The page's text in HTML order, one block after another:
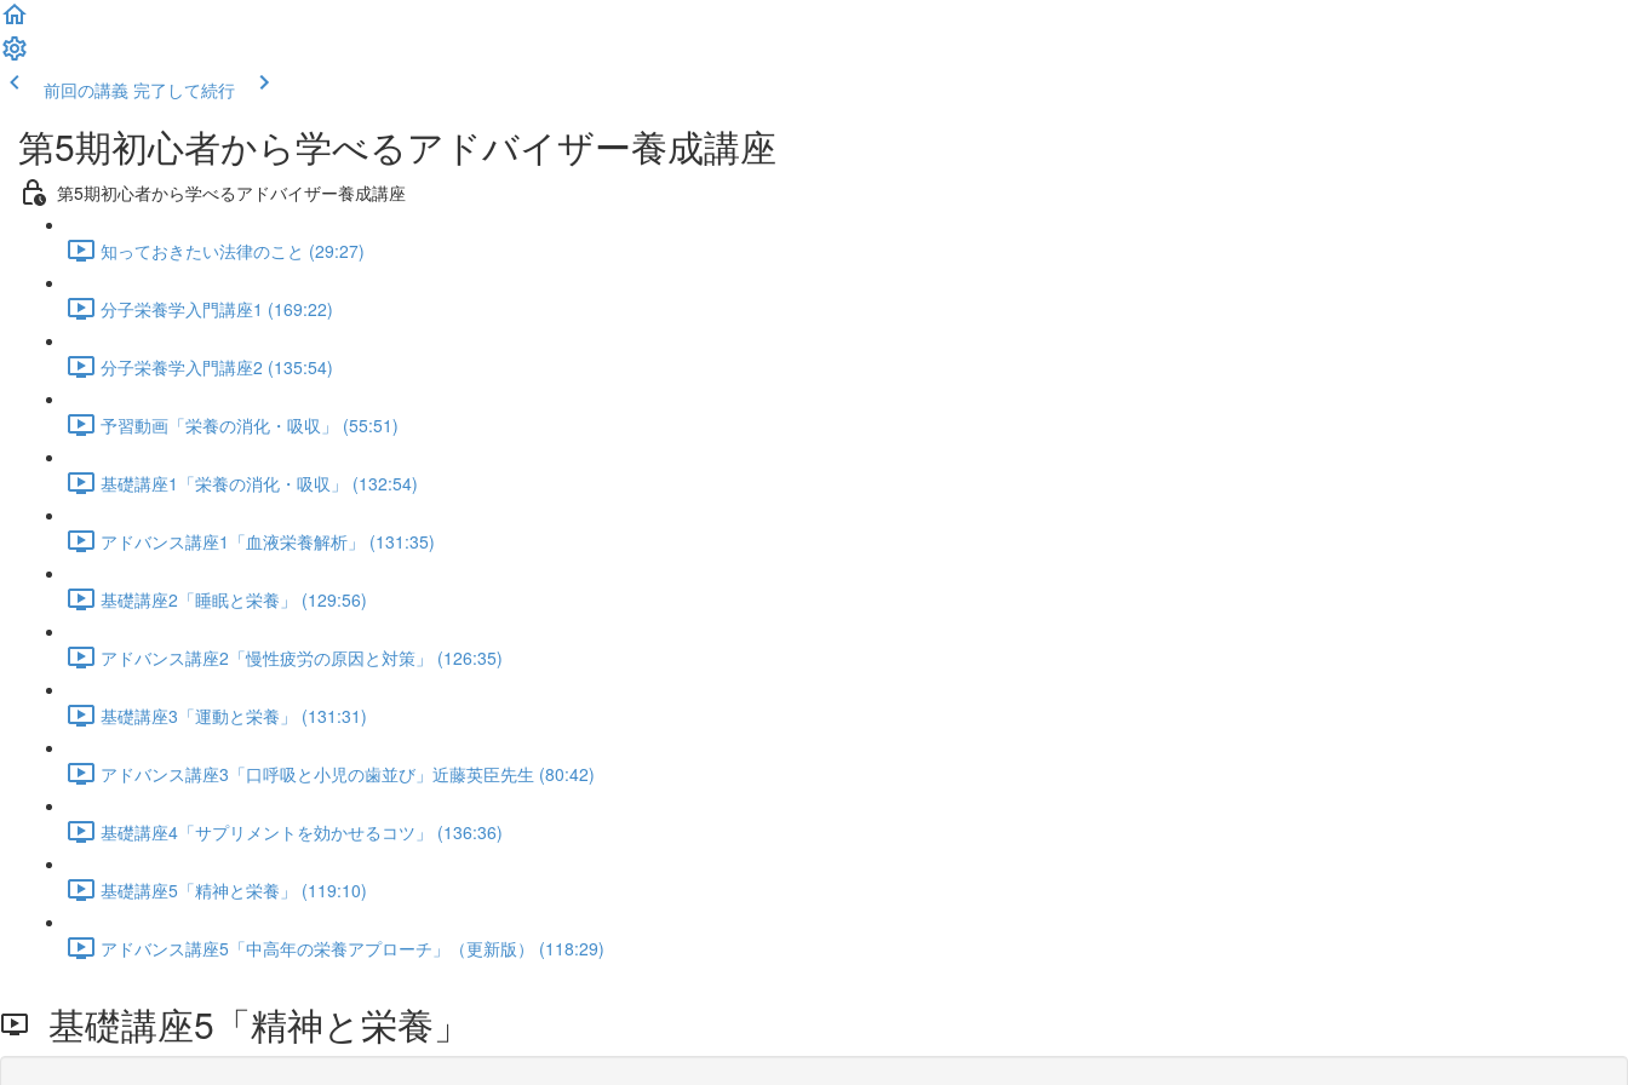
前回の講義 完了して続行
第5期初心者から学べるアドバイザー養成講座
第5期初心者から学べるアドバイザー養成講座
知っておきたい法律のこと (29:27)
分子栄養学入門講座1 (169:22)
分子栄養学入門講座2 (135:54)
予習動画「栄養の消化・吸収」 (55:51)
基礎講座1「栄養の消化・吸収」 (132:54)
アドバンス講座1「血液栄養解析」 (131:35)
基礎講座2「睡眠と栄養」 (129:56)
アドバンス講座2「慢性疲労の原因と対策」 (126:35)
基礎講座3「運動と栄養」 (131:31)
アドバンス講座3「口呼吸と小児の歯並び」近藤英臣先生 (80:42)
基礎講座4「サプリメントを効かせるコツ」 (136:36)
基礎講座5「精神と栄養」 (119:10)
アドバンス講座5「中高年の栄養アプローチ」（更新版） (118:29)
基礎講座5「精神と栄養」